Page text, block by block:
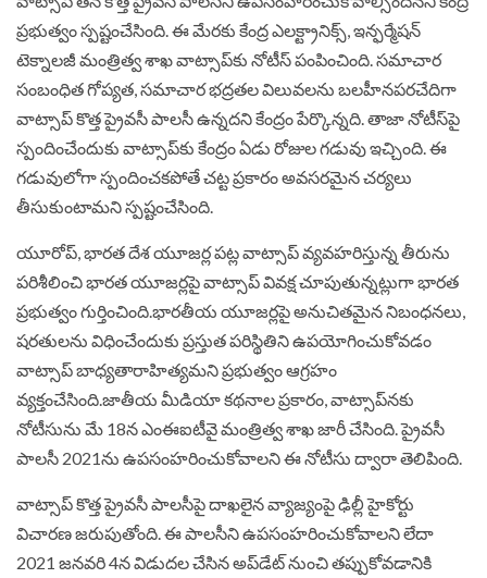
ప్ర‌భుత్వం స్ప‌ష్టంచేసింది. ఈ మేర‌కు కేంద్ర ఎలక్ట్రానిక్స్, ఇన్ఫర్మేషన్
టెక్నాలజీ మంత్రిత్వ శాఖ వాట్సాప్‌కు నోటీస్ పంపించింది. సమాచార
సంబంధిత గోప్యత, సమాచార భద్రతల విలువలను బలహీనపరచేదిగా
వాట్సాప్ కొత్త ప్రైవ‌సీ పాలసీ ఉన్న‌దని కేంద్రం పేర్కొన్న‌ది. తాజా నోటీస్‌పై
స్పందించేందుకు వాట్సాప్‌కు కేంద్రం ఏడు రోజుల గడువు ఇచ్చింది. ఈ
గడువులోగా స్పందించకపోతే చట్ట ప్రకారం అవసరమైన చర్యలు
తీసుకుంటామని స్పష్టంచేసింది.
యూరోప్‌, భారత దేశ యూజర్ల పట్ల వాట్సాప్‌ వ్యవహరిస్తున్న తీరును
పరిశీలించి భారత యూజర్లపై వాట్సాప్‌ వివక్ష చూపుతున్న‌ట్లుగా భారత
ప్రభుత్వం గుర్తించింది.భారతీయ యూజర్లపై అనుచితమైన నిబంధనలు,
షరతులను విధించేందుకు ప్రస్తుత పరిస్థితిని ఉపయోగించుకోవడం
వాట్సాప్ బాధ్యతారాహిత్యమని ప్రభుత్వం ఆగ్ర‌హం
వ్య‌క్తంచేసింది.జాతీయ మీడియా కథనాల ప్రకారం, వాట్సాప్‌నకు
నోటీసును మే 18న ఎంఈఐటీవై మంత్రిత్వ శాఖ జారీ చేసింది. ప్రైవసీ
పాలసీ 2021ను ఉపసంహరించుకోవాలని ఈ నోటీసు ద్వారా తెలిపింది.
వాట్సాప్ కొత్త ప్రైవసీ పాలసీపై దాఖలైన వ్యాజ్యంపై ఢిల్లీ హైకోర్టు
విచారణ జరుపుతోంది. ఈ పాలసీని ఉపసంహరించుకోవాలని లేదా
2021 జనవరి 4న విడుదల చేసిన అప్‌డేట్ నుంచి తప్పుకోవడానికి